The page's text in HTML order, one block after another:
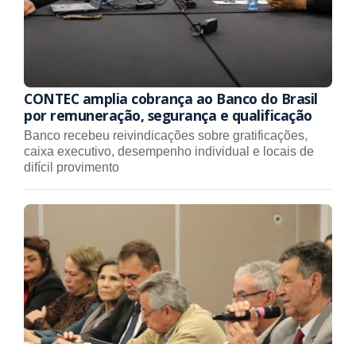
CONTEC amplia cobrança ao Banco do Brasil
por remuneração, segurança e qualificação
Banco recebeu reivindicações sobre gratificações,
caixa executivo, desempenho individual e locais de
difícil provimento